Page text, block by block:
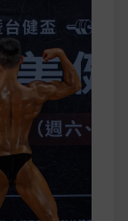
讓你一次搞